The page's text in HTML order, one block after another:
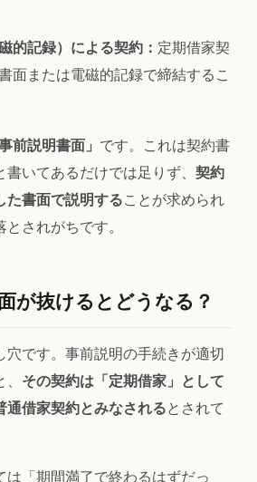
的記録）による契約： 定期借家契
面または電磁的記録で締結するこ
事前説明書面」 です。これは契約書
いてあるだけでは足りず、 契約
た書面で説明することが求められ
されがちです。
が抜けるとどうなる？
穴です。事前説明の手続きが適切
その契約は「定期借家」として
通借家契約とみなされるとされて
は「期間満了で終わるはずだっ